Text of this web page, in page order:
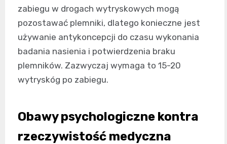
zabiegu w drogach wytryskowych mogą
pozostawać plemniki, dlatego konieczne jest
używanie antykoncepcji do czasu wykonania
badania nasienia i potwierdzenia braku
plemników. Zazwyczaj wymaga to 15-20
wytryskóg po zabiegu.
Obawy psychologiczne kontra
rzeczywistość medyczna